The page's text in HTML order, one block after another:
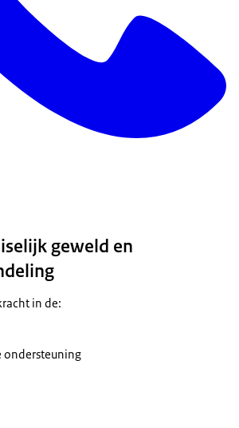
geweld en
in de:
ondersteuning